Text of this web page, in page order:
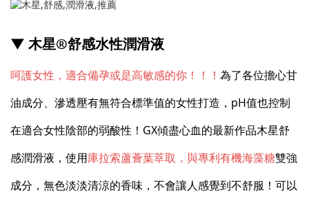
▼ 木星®舒感水性潤滑液
呵護女性， 適合備孕或是高敏感的你！！！ 為了各位擔心甘
油成分、滲透壓有無符合標準值的女性打造，pH值也控制
在適合女性陰部的弱酸性！GX傾盡心血的最新作品木星舒
感潤滑液，使用庫拉索蘆薈葉萃取，與專利有機海藻糖雙強
成分，無色淡淡清涼的香味，不會讓人感覺到不舒服！可以